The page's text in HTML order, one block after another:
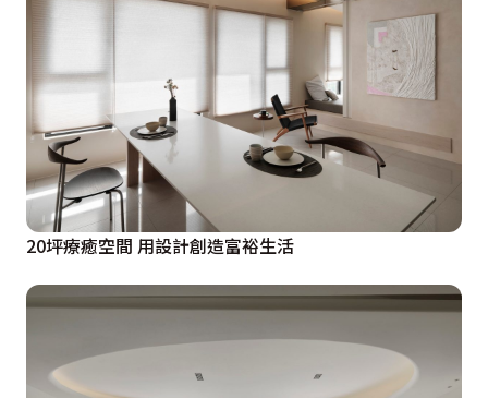
20坪療癒空間 用設計創造富裕生活